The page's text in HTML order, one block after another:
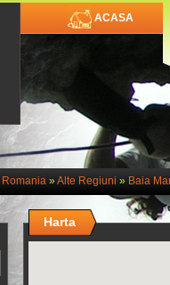
ACASA
Romania»Alte Regiuni » Baia
Harta